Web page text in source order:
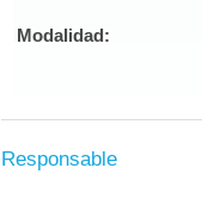
Modalidad:
Responsable